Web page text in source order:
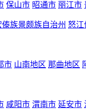
保山市 昭通市 丽江市
傣族景颇族自治州 怒江
市 山南地区 那曲地区
咸阳市 渭南市 延安市